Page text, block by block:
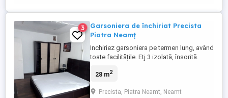
3
Garsoniera de închiriat Precista
Piatra Neamț
Inchiriez garsoniera pe termen lung, având
toate facilitățile. Etj 3 izolată, însorită.
o lună garanție în avans.
28 m2
Precista, Piatra Neamt, Neamt